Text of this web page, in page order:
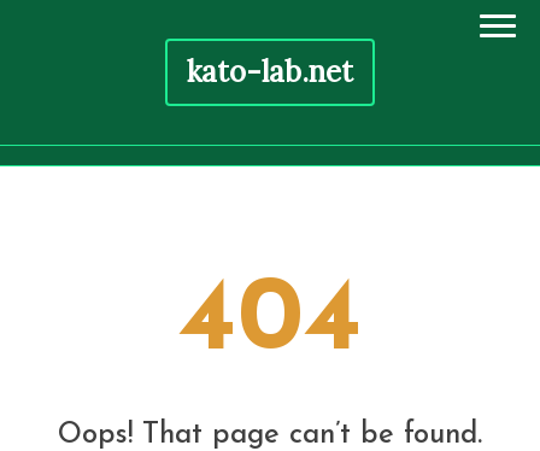
kato-lab.net
404
Oops! That page can’t be found.